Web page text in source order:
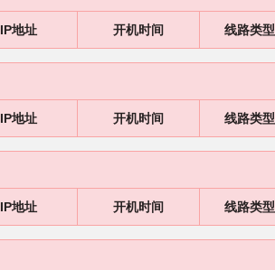
IP地址 开机时间 线路类型
IP地址 开机时间 线路类型
IP地址 开机时间 线路类型